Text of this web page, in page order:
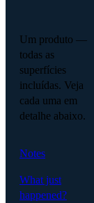
Um produto —
todas as
superfícies
incluídas. Veja
cada uma em
detalhe abaixo.
Notes
What just
happened?